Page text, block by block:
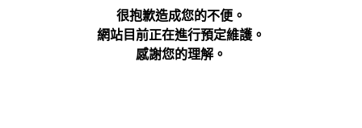
很抱歉造成您的不便。
網站目前正在進行預定維護。
感謝您的理解。